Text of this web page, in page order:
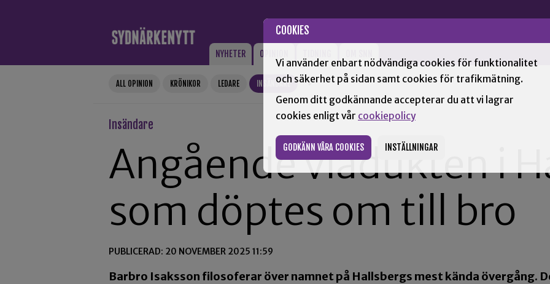
COOKIES
Vi använder enbart nödvändiga cookies för funktionalitet
och säkerhet på sidan samt cookies för trafikmätning.
Genom ditt godkännande accepterar du att vi lagrar
cookies enligt vår cookiepolicy
GODKÄNN VÅRA COOKIES INSTÄLLNINGAR
NYHETER OPINION
ALL OPINION KRÖNIKOR LEDARE INSÄNDARE +
Insändare
Angående viadukten i
som döptes om till bro
PUBLICERAD: 20 NOVEMBER 2025 11:59
Barbro Isaksson filosoferar över namnet på Hallsbergs mest kända övergång.